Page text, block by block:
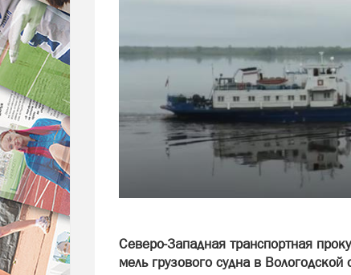
Северо-Западная транспортная
мель грузового судна в